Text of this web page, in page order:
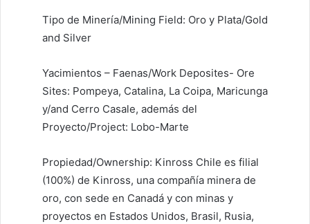
Tipo de Minería/Mining Field: Oro y Plata/Gold
and Silver
Yacimientos – Faenas/Work Deposites- Ore
Sites: Pompeya, Catalina, La Coipa, Maricunga
y/and Cerro Casale, además del
Proyecto/Project: Lobo-Marte
Propiedad/Ownership: Kinross Chile es filial
(100%) de Kinross, una compañía minera de
oro, con sede en Canadá y con minas y
proyectos en Estados Unidos, Brasil, Rusia,